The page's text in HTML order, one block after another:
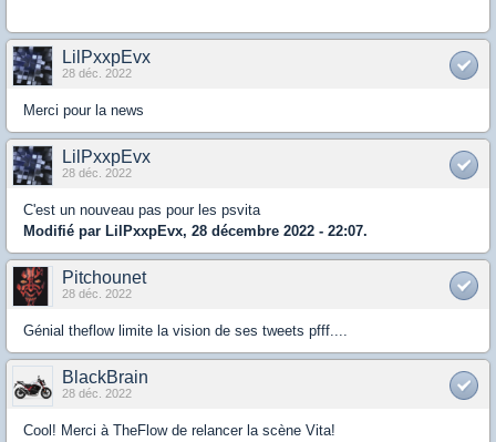
LilPxxpEvx
28 déc. 2022
Merci pour la news
LilPxxpEvx
28 déc. 2022
C'est un nouveau pas pour les psvita
Modifié par LilPxxpEvx, 28 décembre 2022 - 22:07.
Pitchounet
28 déc. 2022
Génial theflow limite la vision de ses tweets pfff....
BlackBrain
28 déc. 2022
Cool! Merci à TheFlow de relancer la scène Vita!